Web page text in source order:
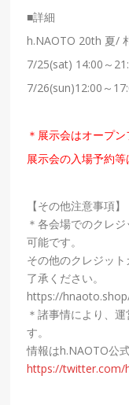
■詳細
h.NAOTO 20th 夏/
7/25(sat) 14:00 ～
7/26(sun)12:00 ～
＊展示会はオープ
展示会の入場予約等
【その他注意事項】
＊各会場でのクレ
可能です。
その他のクレジッ
了承ください。
https://
＊諸事情により、
す。
情報はh.NAOTO公
https://twitter.com/